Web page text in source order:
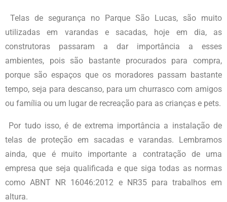
Telas de segurança no Parque São Lucas, são muito
utilizadas em varandas e sacadas, hoje em dia, as
construtoras passaram a dar importância a esses
ambientes, pois são bastante procurados para compra,
porque são espaços que os moradores passam bastante
tempo, seja para descanso, para um churrasco com amigos
ou família ou um lugar de recreação para as crianças e pets.
Por tudo isso, é de extrema importância a instalação de
telas de proteção em sacadas e varandas. Lembramos
ainda, que é muito importante a contratação de uma
empresa que seja qualificada e que siga todas as normas
como ABNT NR 16046:2012 e NR35 para trabalhos em
altura.